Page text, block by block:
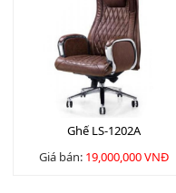
Ghế LS-1202A
Giá bán: 19,000,000 VNĐ